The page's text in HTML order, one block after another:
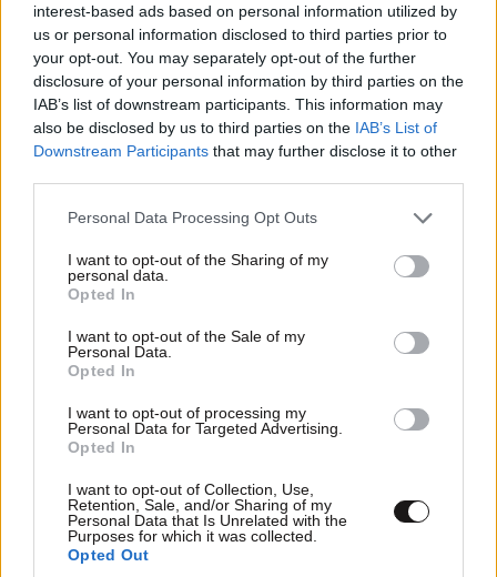
interest-based ads based on personal information utilized by
us or personal information disclosed to third parties prior to
your opt-out. You may separately opt-out of the further
disclosure of your personal information by third parties on the
IAB’s list of downstream participants. This information may
also be disclosed by us to third parties on the IAB’s List of
Downstream Participants that may further disclose it to other
Please note that this website/app uses one or more Google
not limited to your visit or usage behaviour. You may click to
grant or deny consent to Google and its third-party tags to
use your data for below specified purposes in below Google
consent section.
Personal Data Processing Opt Outs
I want to opt-out of the Sharing of my
personal data.
Opted In
I want to opt-out of the Sale of my
Personal Data.
Opted In
I want to opt-out of processing my
Personal Data for Targeted Advertising.
Opted In
I want to opt-out of Collection, Use,
Retention, Sale, and/or Sharing of my
Personal Data that Is Unrelated with the
Purposes for which it was collected.
Opted Out
Απαντήστε 1
koutras athanasios 08·07·2026 13:42
ταυτοτητα.
Απαντήστε
ΑΤ Σπάτων 08·07·2026 13:43
Θα παραμείνει κλειστό λόγω ανακαίνισης. Καλό
καλοκαίρι
Απαντήστε
Αλληλέγγυα
ΔΙΑΤΡΟΦΗ08·08·2026 08:30
Ογκολόγοι προειδοποιούν: Αυτές οι τροφές,
περνούν απαρατήρητες, αλλά καλό είναι να τις
βγάλετε από την καθημερινότητά σας